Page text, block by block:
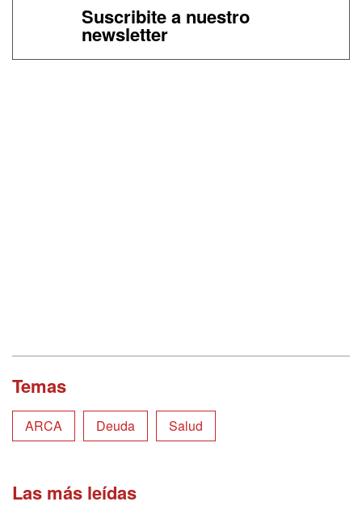
Suscribite a nuestro
newsletter
Temas
ARCA Deuda Salud
Las más leídas